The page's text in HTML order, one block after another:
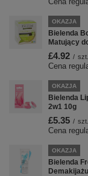
OKAZJA
Bielenda
Matujący
£4.92 / szt.
Cena
OKAZJA
Bielenda
2w1 10g
£5.35 / szt.
Cena
OKAZJA
Bielenda